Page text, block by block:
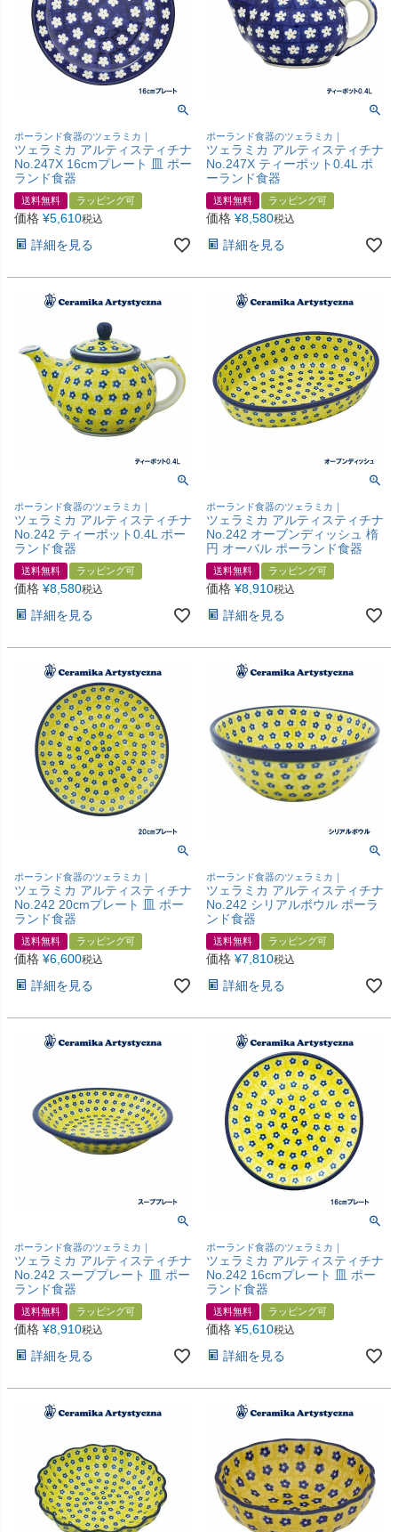
ポーランド食器のツェラミカ｜
ツェラミカ アルティスティチナ
No.247X 16cmプレート 皿 ポー
ランド食器
送料無料 ラッピング可
価格 ¥5,610税込
詳細を見る
ポーランド食器のツェラミカ｜
ツェラミカ アルティスティチナ
No.247X ティーポット0.4L ポ
ーランド食器
送料無料 ラッピング可
価格 ¥8,580税込
詳細を見る
ポーランド食器のツェラミカ｜
ツェラミカ アルティスティチナ
No.242 ティーポット0.4L ポー
ランド食器
送料無料 ラッピング可
価格 ¥8,580税込
詳細を見る
ポーランド食器のツェラミカ｜
ツェラミカ アルティスティチナ
No.242 オーブンディッシュ 楕
円 オーバル ポーランド食器
送料無料 ラッピング可
価格 ¥8,910税込
詳細を見る
ポーランド食器のツェラミカ｜
ツェラミカ アルティスティチナ
No.242 20cmプレート 皿 ポー
ランド食器
送料無料 ラッピング可
価格 ¥6,600税込
詳細を見る
ポーランド食器のツェラミカ｜
ツェラミカ アルティスティチナ
No.242 シリアルボウル ポーラ
ンド食器
送料無料 ラッピング可
価格 ¥7,810税込
詳細を見る
ポーランド食器のツェラミカ｜
ツェラミカ アルティスティチナ
No.242 スーププレート 皿 ポー
ランド食器
送料無料 ラッピング可
価格 ¥8,910税込
詳細を見る
ポーランド食器のツェラミカ｜
ツェラミカ アルティスティチナ
No.242 16cmプレート 皿 ポー
ランド食器
送料無料 ラッピング可
価格 ¥5,610税込
詳細を見る